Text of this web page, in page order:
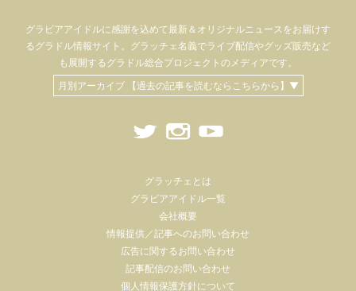
グラビアアイドルに感謝を込めて最新＆オリジナルニュースをお届けす
るグラドル情報サイト。 グラッチェ名義でライブ配信やグッズ販売など
も 展開するグラドル総合プロジェクトのメディアです。
月別アーカイブ 【過去の記事を読むならこちらから】▼
グラッチェとは
グラビアアイドル一覧
会社概要
情報提供／記事へのお問い合わせ
広告に関するお問い合わせ
記事配信のお問い合わせ
個人情報保護方針について